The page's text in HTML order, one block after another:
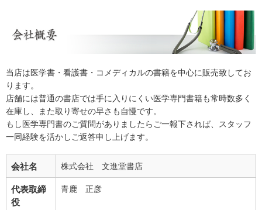
看護
レジデント
当店は医学書・看護書・コメディカルの書籍を中心に販売致してお
ります。
店舗には普通の書店では手に入りにくい医学専門書籍も常時数多く
在庫し、また取り寄せの早さも自慢です。
もし医学専門書のご質問がありましたらご一報下されば、スタッフ
一同経験を活かしご返答申し上げます。
会社名 株式会社 文進堂書店
代表取締
役
青鹿 正彦